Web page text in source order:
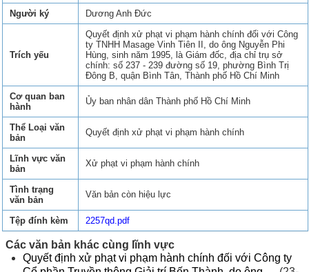
Người ký
Dương Anh Đức
Trích yếu
Quyết định xử phạt vi phạm hành chính đối với Công
ty TNHH Masage Vinh Tiên II, do ông Nguyễn Phi
Hùng, sinh năm 1995, là Giám đốc, địa chỉ trụ sở
chính: số 237 - 239 đường số 19, phường Bình Trị
Đông B, quận Bình Tân, Thành phố Hồ Chí Minh
Cơ quan ban
hành
Ủy ban nhân dân Thành phố Hồ Chí Minh
Thể Loại văn
bản
Quyết định xử phạt vi phạm hành chính
Lĩnh vực văn
bản
Xử phạt vi phạm hành chính
Tình trạng
văn bản
Văn bản còn hiệu lực
Tệp đính kèm 2257qd.pdf
Các văn bản khác cùng lĩnh vực
Quyết định xử phạt vi phạm hành chính đối với Công ty